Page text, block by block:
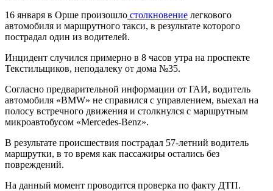
16 января в Орше произошло столкновение легкового
автомобиля и маршрутного такси, в результате которого
пострадал один из водителей.
Инцидент случился примерно в 8 часов утра на проспекте
Текстильщиков, неподалеку от дома №35.
Согласно предварительной информации от ГАИ, водитель
автомобиля «BMW» не справился с управлением, выехал на
полосу встречного движения и столкнулся с маршрутным
микроавтобусом «Mercedes-Benz».
В результате происшествия пострадал 57-летний водитель
маршрутки, в то время как пассажиры остались без
повреждений.
На данный момент проводится проверка по факту ДТП.